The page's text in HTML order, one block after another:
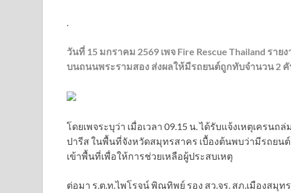
.
วันที่ 15 มกราคม 2569 เพจ Fire Rescue Thailand ราย
บนถนนพระรามสอง ส่งผลให้มีรถยนต์ถูกทับจำนวน 2
โดยเพจระบุว่า เมื่อเวลา 09.15 น. ได้รับแจ้งเหตุเครน
ปารีส ในพื้นที่จังหวัดสมุทรสาคร เบื้องต้นพบว่ามีรถยน
เข้าพื้นที่เพื่อให้การช่วยเหลือผู้ประสบเหตุ
ต่อมา ร.ต.ท.ไพโรจน์ พิณทิพย์ รอง สว.จร. สภ.เมืองสมุ